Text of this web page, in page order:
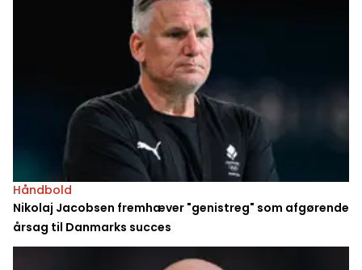
Håndbold
Nikolaj Jacobsen fremhæver "genistreg" som afgørende
årsag til Danmarks succes